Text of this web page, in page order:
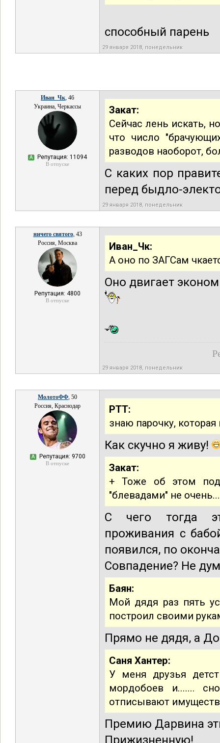
способный парень
29 января 2018, понедельник
Иван_Чк, 46
Украина, Черкассы
А Репутация: 11094
В отпуске
Закат:
Сейчас лень искать,
что число
разводов наоборот,
С каких пор
перед быдло-
29 января 2018, понедельник
ничего святого, 43
Россия, Москва
Репутация: 4800
В отпуске
Иван_Чк:
А оно по ЗАГСам
Оно двигает
29 января 2018, понедельник
МолотоФФ, 50
Россия, Краснодар
А Репутация: 9700
В отпуске
РТТ:
знаю парочку,
Как скучно я живу!
Закат:
+ Тоже об этом
"блевадами" не очень...
С чего тогда
проживания с
появился, по
Совпадение? Не
Баян:
Мой дядя раз пять
построил своими
Прямо не дядя, а
Саня Хантер:
У меня друзья
мордобоев и.......
отписывают
Премию Дарвина
Прижизненную!